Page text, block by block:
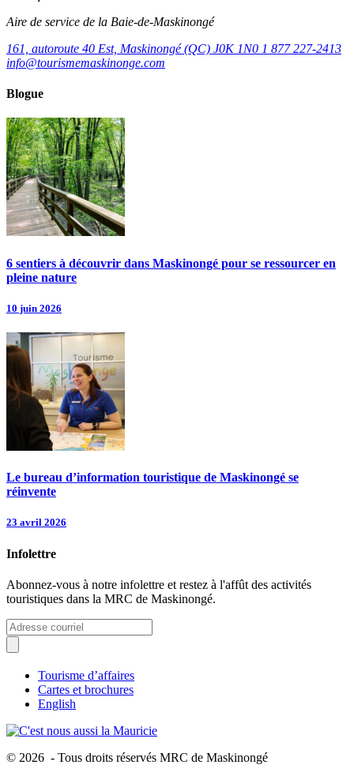
Aire de service de la Baie-de-Maskinongé
161, autoroute 40 Est, Maskinongé (QC) J0K 1N0 1 877 227-2413
info@tourismemaskinonge.com
Blogue
6 sentiers à découvrir dans Maskinongé pour se ressourcer en
pleine nature
10 juin 2026
Le bureau d’information touristique de Maskinongé se
réinvente
23 avril 2026
Infolettre
Abonnez-vous à notre infolettre et restez à l'affût des activités
touristiques dans la MRC de Maskinongé.
Tourisme d’affaires
Cartes et brochures
English
© 2026 - Tous droits réservés MRC de Maskinongé